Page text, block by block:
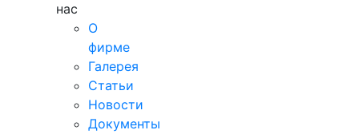
нас
О
фирме
Галерея
Статьи
Новости
Документы